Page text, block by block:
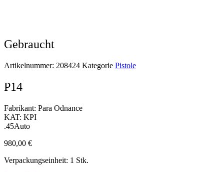
Gebraucht
Artikelnummer: 208424 Kategorie Pistole
P14
Fabrikant: Para Odnance
KAT: KPI
.45Auto
980,00 €
Verpackungseinheit: 1 Stk.